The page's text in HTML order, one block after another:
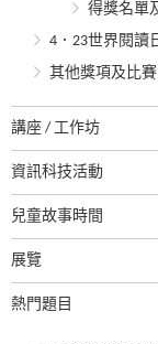
得獎名單
4．23世界閱讀
其他獎項及比賽
講座 / 工作坊
資訊科技活動
兒童故事時間
展覽
熱門題目